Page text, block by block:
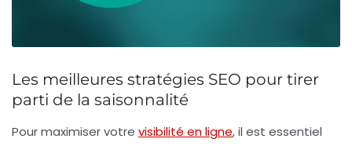
Les meilleures stratégies SEO pour tirer
parti de la saisonnalité
Pour maximiser votre visibilité en ligne, il est essentiel